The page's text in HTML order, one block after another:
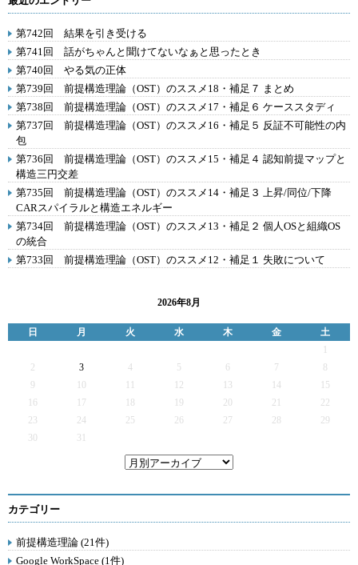
第742回 結果を引き受ける
第741回 話がちゃんと聞けてないなぁと思ったとき
第740回 やる気の正体
第739回 前提構造理論（OST）のススメ18・補足７ まとめ
第738回 前提構造理論（OST）のススメ17・補足６ ケーススタディ
第737回 前提構造理論（OST）のススメ16・補足５ 反証不可能性の内
包
第736回 前提構造理論（OST）のススメ15・補足４ 認知前提マップと
構造三円交差
第735回 前提構造理論（OST）のススメ14・補足３ 上昇/同位/下降
CARスパイラルと構造エネルギー
第734回 前提構造理論（OST）のススメ13・補足２ 個人OSと組織OS
の統合
第733回 前提構造理論（OST）のススメ12・補足１ 失敗について
2026年8月
日 月 火 水 木 金
土
2
3 4 5 6 7
9
12 13 14
15
16
17 19 20 21
22
23
24 25 26 27 28
29
30
31
カテゴリー
前提構造理論 (21件)
Google WorkSpace (1件)